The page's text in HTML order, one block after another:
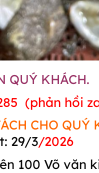
QUÝ KHÁCH.
(phản hồi
CHO QUÝ
29/3/2026
100 Võ văn